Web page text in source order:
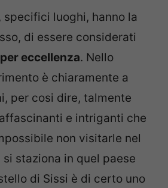
luoghi, hanno la
di essere considerati
eccellenza. Nello
è chiaramente a
per cosi dire, talmente
e intriganti che
non visitarle nel
staziona in quel paese
di Sissi è di certo uno